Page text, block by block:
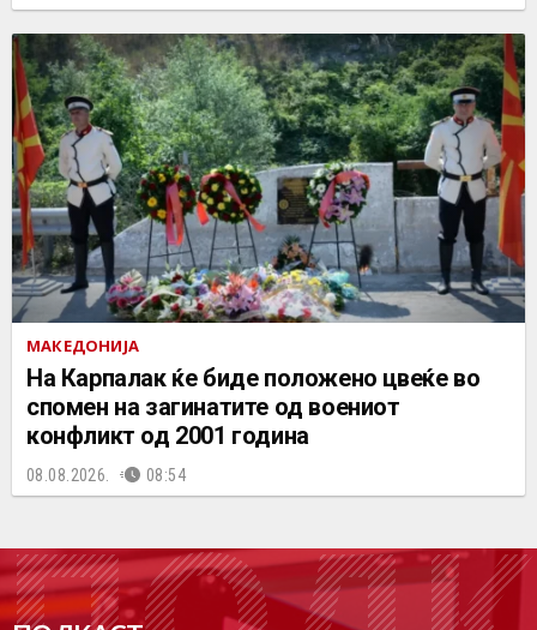
МАКЕДОНИЈА
На Карпалак ќе биде положено цвеќе во
спомен на загинатите од воениот
конфликт од 2001 година
08.08.2026. 08:54